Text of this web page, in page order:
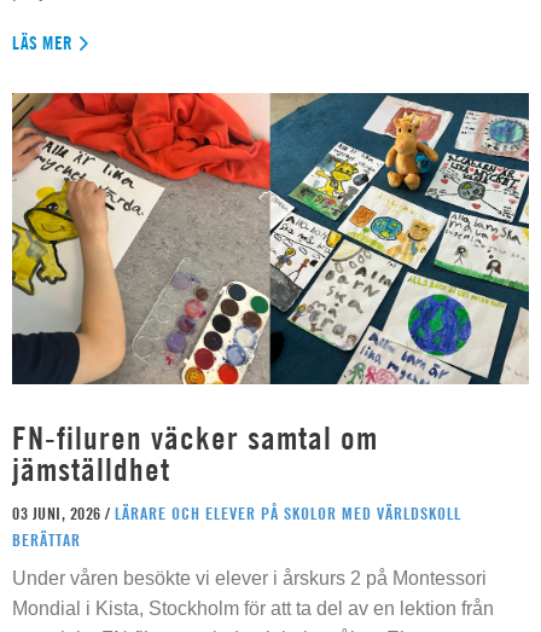
LÄS MER
FN-filuren väcker samtal om
jämställdhet
03 JUNI, 2026 / LÄRARE OCH ELEVER PÅ SKOLOR MED VÄRLDSKOLL
BERÄTTAR
Under våren besökte vi elever i årskurs 2 på Montessori
Mondial i Kista, Stockholm för att ta del av en lektion från